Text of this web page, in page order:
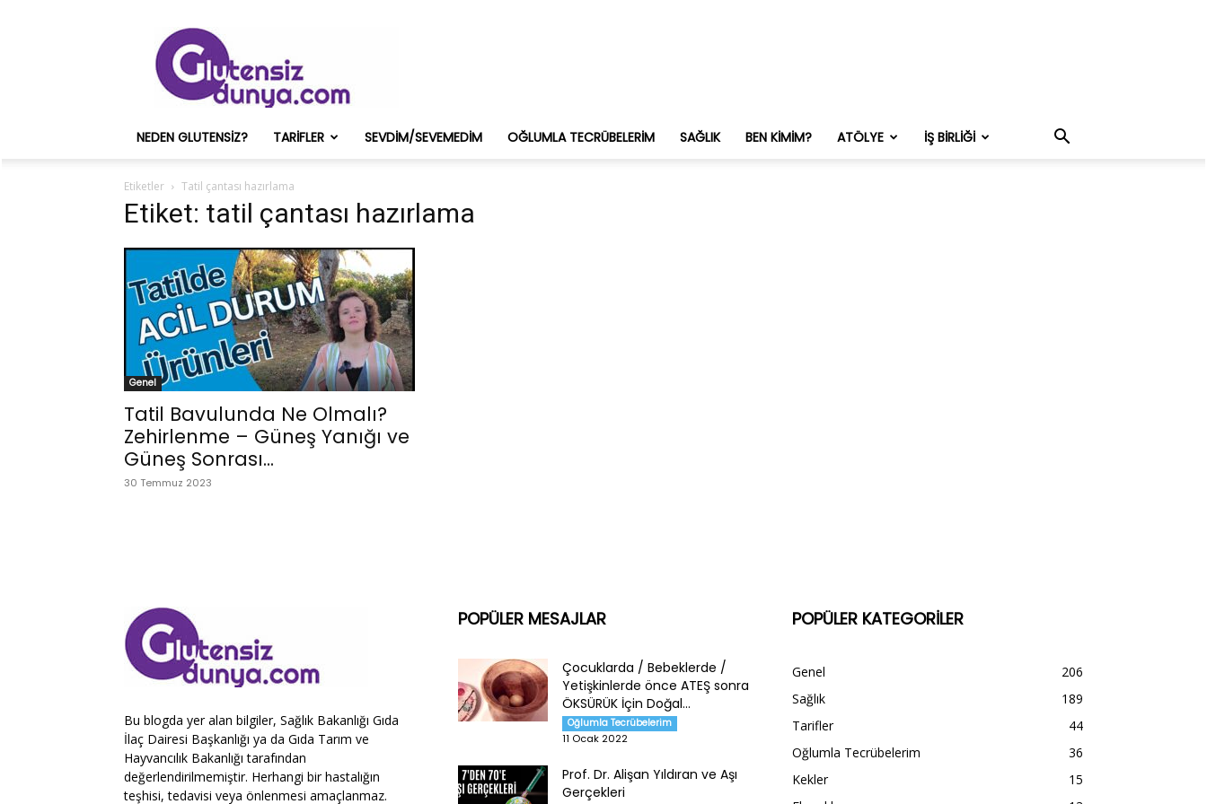
ve
Onun
Sağlık
Deneyimleri
NEDEN GLUTENSIZ? TARIFLER SEVDIM/SEVEMEDIM OĞLUMLA TECRÜBELERIM SAĞLIK BEN KIMIM? ATÖLYE İŞ BIRLIĞI
Etiketler Tatil çantası hazırlama
Etiket: tatil çantası hazırlama
Genel
Tatil Bavulunda Ne Olmalı?
Zehirlenme – Güneş Yanığı ve
Güneş Sonrası...
30 Temmuz 2023
Bu blogda yer alan bilgiler, Sağlık Bakanlığı Gıda
İlaç Dairesi Başkanlığı ya da Gıda Tarım ve
Hayvancılık Bakanlığı tarafından
değerlendirilmemiştir. Herhangi bir hastalığın
teşhisi, tedavisi veya önlenmesi amaçlanmaz.
POPÜLER MESAJLAR
Çocuklarda / Bebeklerde /
Yetişkinlerde önce ATEŞ sonra
ÖKSÜRÜK İçin Doğal...
Oğlumla Tecrübelerim
11 Ocak 2022
Prof. Dr. Alişan Yıldıran ve Aşı
Gerçekleri
POPÜLER KATEGORİLER
Genel
206
Sağlık
189
Tarifler
44
Oğlumla Tecrübelerim
36
Kekler
15